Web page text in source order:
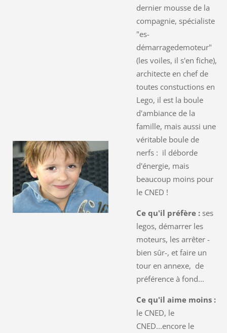
dernier mousse de la
compagnie, spécialiste
"es-
démarragedemoteur"
(les voiles, il s'en fiche),
architecte en chef de
toutes constuctions en
Lego, il est la boule
d'ambiance de la
famille, mais aussi une
véritable boule de
nerfs : il déborde
d'énergie, mais
beaucoup moins pour
le CNED !
Ce qu'il préfère :ses
legos, démarrer les
moteurs, les arrêter -
bien sûr-, et faire un
tour en annexe, de
préférence à fond...
Ce qu'il aime moins :
le CNED, le
CNED...encore le